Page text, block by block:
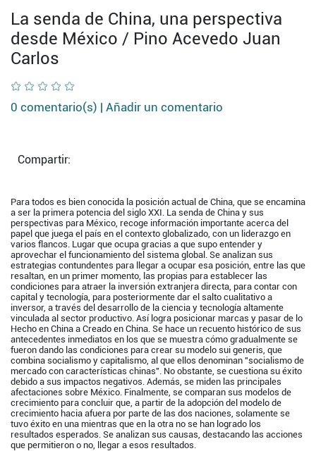
La senda de China, una perspectiva
desde México / Pino Acevedo Juan
Carlos
0 comentario(s) | Añadir un comentario
Compartir:
Para todos es bien conocida la posición actual de China, que se encamina
a ser la primera potencia del siglo XXI. La senda de China y sus
perspectivas para México, recoge información importante acerca del
papel que juega el país en el contexto globalizado, con un liderazgo en
varios flancos. Lugar que ocupa gracias a que supo entender y
aprovechar el funcionamiento del sistema global. Se analizan sus
estrategias contundentes para llegar a ocupar esa posición, entre las que
resaltan, en un primer momento, las propias para establecer las
condiciones para atraer la inversión extranjera directa, para contar con
capital y tecnología, para posteriormente dar el salto cualitativo a
inversor, a través del desarrollo de la ciencia y tecnología altamente
vinculada al sector productivo. Así logra posicionar marcas y pasar de lo
Hecho en China a Creado en China. Se hace un recuento histórico de sus
antecedentes inmediatos en los que se muestra cómo gradualmente se
fueron dando las condiciones para crear su modelo sui generis, que
combina socialismo y capitalismo, al que ellos denominan "socialismo de
mercado con características chinas". No obstante, se cuestiona su éxito
debido a sus impactos negativos. Además, se miden las principales
afectaciones sobre México. Finalmente, se comparan sus modelos de
crecimiento para concluir que, a partir de la adopción del modelo de
crecimiento hacia afuera por parte de las dos naciones, solamente se
tuvo éxito en una mientras que en la otra no se han logrado los
resultados esperados. Se analizan sus causas, destacando las acciones
que permitieron o no, llegar a esos resultados.